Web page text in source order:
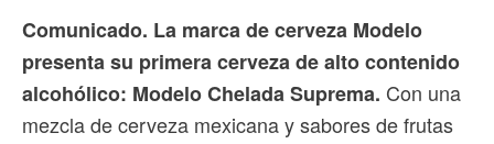
Comunicado. La marca de cerveza Modelo
presenta su primera cerveza de alto contenido
alcohólico: Modelo Chelada Suprema. Con una
mezcla de cerveza mexicana y sabores de frutas